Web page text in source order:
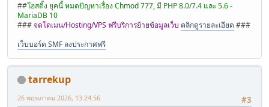
##โฮสติ้ง ยุคนี้ หมดปัญหาเรื่อง Chmod 777, มี PHP 8.0/7.4 และ 5.6 -
MariaDB 10
###จดโดเมน/Hosting/VPS ฟรีบริการย้ายข้อมูลเว็บ คลิกดูรายละเอียด ###
เว็บบอร์ด SMF ลงประกาศฟรี
tarrekup
#3
26 พฤษภาคม 2026, 13:24:56